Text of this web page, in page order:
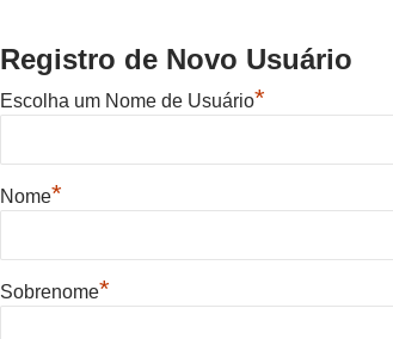
Registro de Novo Usuário
Escolha um Nome de Usuário*
Nome*
Sobrenome*